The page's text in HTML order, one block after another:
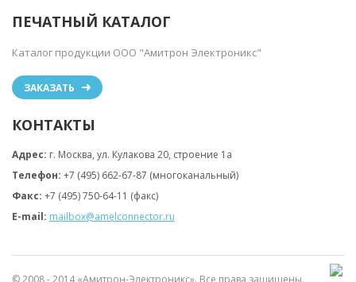
ПЕЧАТНЫЙ КАТАЛОГ
Каталог продукции ООО "Амитрон Электроникс"
ЗАКАЗАТЬ
КОНТАКТЫ
Адрес: г. Москва, ул. Кулакова 20, строение 1a
Телефон: +7 (495) 662-67-87 (многоканальный)
Факс: +7 (495) 750-64-11 (факс)
E-mail: mailbox@amelconnector.ru
© 2008 - 2014 «Амитрон-Электроникс». Все права защищены.